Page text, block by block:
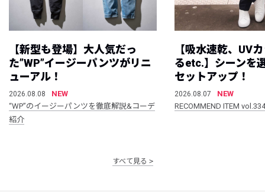
【新型も登場】大人気だっ
た”WP”イージーパンツがリニ
ューアル！
2026.08.08
NEW
“WP”のイージーパンツを徹底解説&コーデ
紹介
【吸水速乾、UV
るetc.】シーンを
セットアップ！
2026.08.07
NEW
RECOMMEND ITEM vol.334
すべて見る